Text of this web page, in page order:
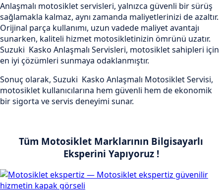
Anlaşmalı motosiklet servisleri, yalnızca güvenli bir sürüş
sağlamakla kalmaz, aynı zamanda maliyetlerinizi de azaltır.
Orijinal parça kullanımı, uzun vadede maliyet avantajı
sunarken, kaliteli hizmet motosikletinizin ömrünü uzatır.
Suzuki Kasko Anlaşmalı Servisleri, motosiklet sahipleri için
en iyi çözümleri sunmaya odaklanmıştır.
Sonuç olarak, Suzuki Kasko Anlaşmalı Motosiklet Servisi,
motosiklet kullanıcılarına hem güvenli hem de ekonomik
bir sigorta ve servis deneyimi sunar.
Tüm Motosiklet Marklarının Bilgisayarlı
Eksperini Yapıyoruz !